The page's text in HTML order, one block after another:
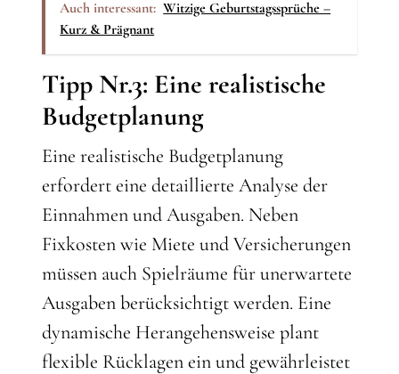
Auch interessant: Witzige Geburtstagssprüche –
Kurz & Prägnant
Tipp Nr.3: Eine realistische
Budgetplanung
Eine realistische Budgetplanung
erfordert eine detaillierte Analyse der
Einnahmen und Ausgaben. Neben
Fixkosten wie Miete und Versicherungen
müssen auch Spielräume für unerwartete
Ausgaben berücksichtigt werden. Eine
dynamische Herangehensweise plant
flexible Rücklagen ein und gewährleistet